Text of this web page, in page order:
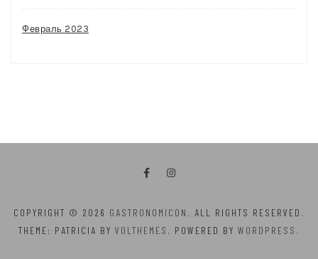
Февраль 2023
COPYRIGHT © 2026 GASTRONOMICON . ALL RIGHTS RESERVED.
THEME: PATRICIA BY VOLTHEMES . POWERED BY WORDPRESS .